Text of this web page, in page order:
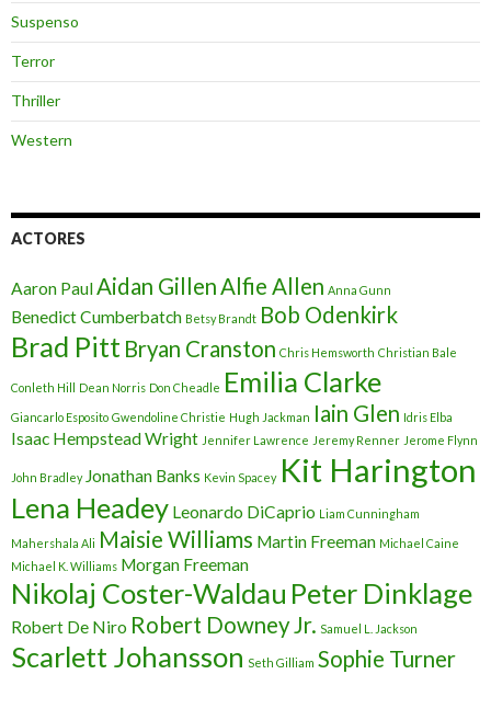
Suspenso
Terror
Thriller
Western
ACTORES
Aaron PaulAidan GillenAlfie Allen Anna Gunn
Benedict Cumberbatch Betsy Brandt Bob Odenkirk
Brad Pitt Bryan Cranston Chris Hemsworth Christian Bale
Conleth Hill Dean Norris Don Cheadle Emilia Clarke
Giancarlo Esposito Gwendoline Christie Hugh Jackman Iain Glen Idris Elba
Isaac Hempstead Wright Jennifer Lawrence Jeremy Renner Jerome Flynn
John Bradley Jonathan Banks Kevin Spacey Kit Harington
Lena Headey Leonardo DiCaprio Liam Cunningham
Mahershala Ali Maisie Williams Martin Freeman Michael Caine
Michael K. Williams Morgan Freeman
Nikolaj Coster-Waldau Peter Dinklage
Robert De Niro Robert Downey Jr. Samuel L. Jackson
Scarlett Johansson Seth Gilliam Sophie Turner